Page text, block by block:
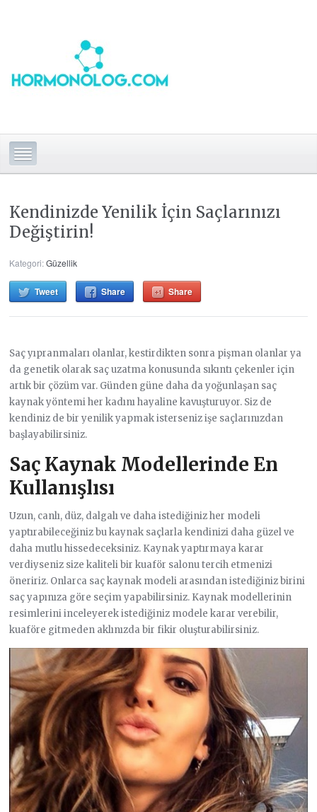
Kendinizde Yenilik İçin Saçlarınızı
Değiştirin!
Kategori:Güzellik
Tweet Share Share
Saç yıpranmaları olanlar, kestirdikten sonra pişman olanlar ya
da genetik olarak saç uzatma konusunda sıkıntı çekenler için
artık bir çözüm var. Günden güne daha da yoğunlaşan saç
kaynak yöntemi her kadını hayaline kavuşturuyor. Siz de
kendiniz de bir yenilik yapmak isterseniz işe saçlarınızdan
başlayabilirsiniz.
Saç Kaynak Modellerinde En
Kullanışlısı
Uzun, canlı, düz, dalgalı ve daha istediğiniz her modeli
yaptırabileceğiniz bu kaynak saçlarla kendinizi daha güzel ve
daha mutlu hissedeceksiniz. Kaynak yaptırmaya karar
verdiyseniz size kaliteli bir kuaför salonu tercih etmenizi
öneririz. Onlarca saç kaynak modeli arasından istediğiniz birini
saç yapınıza göre seçim yapabilirsiniz. Kaynak modellerinin
resimlerini inceleyerek istediğiniz modele karar verebilir,
kuaföre gitmeden aklınızda bir fikir oluşturabilirsiniz.